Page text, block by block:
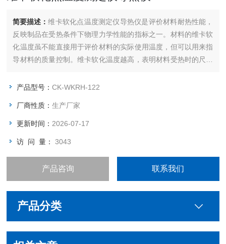
简要描述：维卡软化点温度测定仪导热仪是评价材料耐热性能，
反映制品在受热条件下物理力学性能的指标之一。材料的维卡软
化温度虽不能直接用于评价材料的实际使用温度，但可以用来指
导材料的质量控制。维卡软化温度越高，表明材料受热时的尺寸
量越高。
产品型号：CK-WKRH-122
厂商性质：生产厂家
更新时间： 2026-07-17
访 问 量：3043
产品咨询 联系我们
产品分类